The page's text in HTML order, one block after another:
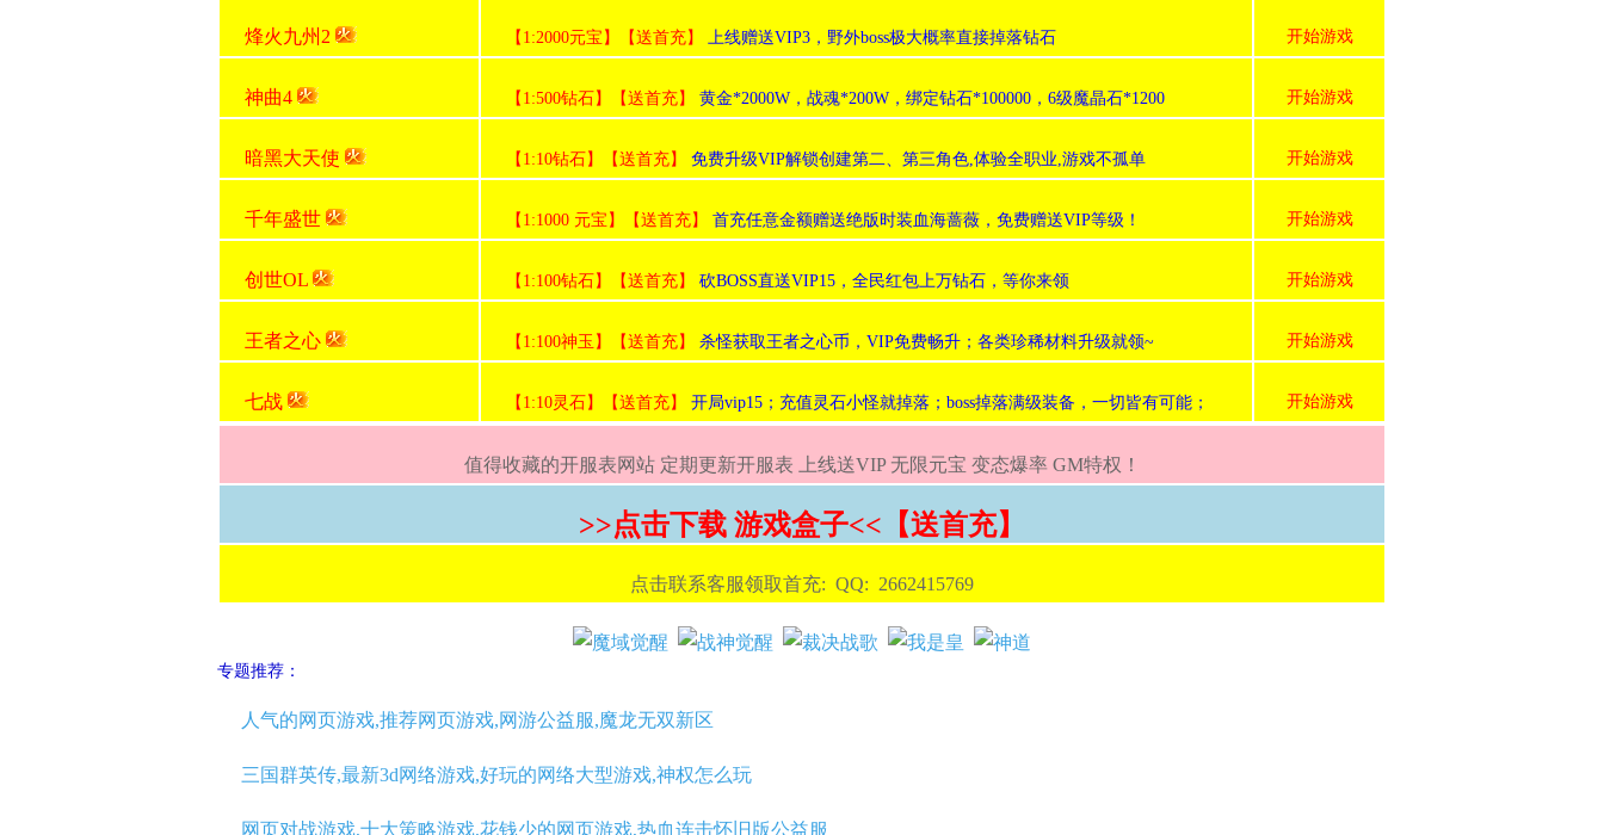
烽火九州2 【1:2000元宝】【送首充】 上线赠送VIP3，野外boss极大概率直接掉落钻石 开始游戏
神曲4 【1:500钻石】【送首充】 黄金*2000W，战魂*200W，绑定钻石*100000，6级魔晶石*1200 开始游戏
暗黑大天使 【1:10钻石】【送首充】 免费升级VIP解锁创建第二、第三角色,体验全职业,游戏不孤单 开始游戏
千年盛世 【1:1000 元宝】【送首充】 首充任意金额赠送绝版时装血海蔷薇，免费赠送VIP等级！ 开始游戏
创世OL 【1:100钻石】【送首充】 砍BOSS直送VIP15，全民红包上万钻石，等你来领 开始游戏
王者之心 【1:100神玉】【送首充】 杀怪获取王者之心币，VIP免费畅升；各类珍稀材料升级就领~ 开始游戏
七战 【1:10灵石】【送首充】 开局vip15；充值灵石小怪就掉落；boss掉落满级装备，一切皆有可能； 开始游戏
值得收藏的开服表网站 定期更新开服表 上线送VIP 无限元宝 变态爆率 GM特权！
>>点击下载 游戏盒子<<【送首充】
点击联系客服领取首充: QQ: 2662415769
专题推荐：
人气的网页游戏,推荐网页游戏,网游公益服,魔龙无双新区
三国群英传,最新3d网络游戏,好玩的网络大型游戏,神权怎么玩
网页对战游戏,十大策略游戏,花钱少的网页游戏,热血连击怀旧版公益服